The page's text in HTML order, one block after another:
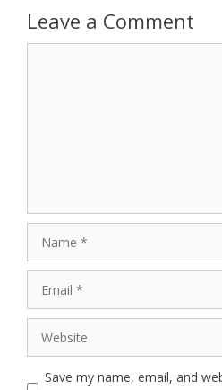
Leave a Comment
Website
Save my name, email, and